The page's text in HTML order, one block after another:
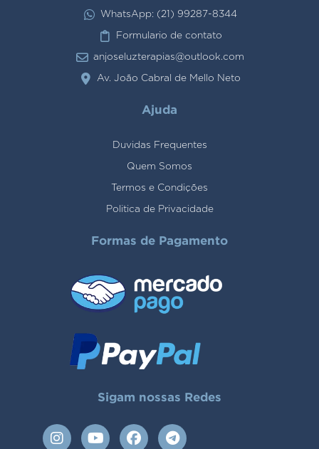
WhatsApp: (21) 99287-8344
Formulario de contato
anjoseluzterapias@outlook.com
Av. João Cabral de Mello Neto
Ajuda
Duvidas Frequentes
Quem Somos
Termos e Condições
Politica de Privacidade
Formas de Pagamento
Sigam nossas Redes
I
n
Y
o
F
a
T
e